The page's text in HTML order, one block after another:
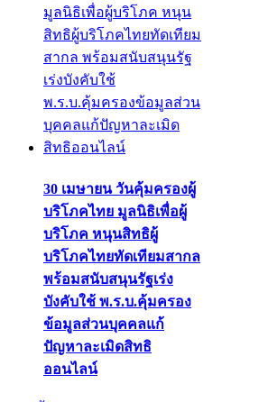
30 เมษายน วันคุ้มครองผู้
บริโภคไทย มูลนิธิเพื่อผู้
บริโภค หนุนสิทธิผู้
บริโภคไทยทัดเทียมสากล
พร้อมสนับสนุนรัฐเร่ง
บังคับใช้ พ.ร.บ.คุ้มครอง
ข้อมูลส่วนบุคคลแก้
ปัญหาละเมิดสิทธิ
ออนไลน์